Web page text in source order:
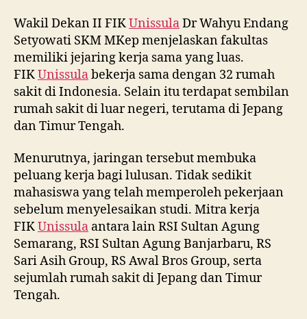
Wakil Dekan II FIKUnissulaDr Wahyu Endang
Setyowati SKM MKep menjelaskan fakultas
memiliki jejaring kerja sama yang luas.
FIKUnissulabekerja sama dengan 32 rumah
sakit di Indonesia. Selain itu terdapat sembilan
rumah sakit di luar negeri, terutama di Jepang
dan Timur Tengah.
Menurutnya, jaringan tersebut membuka
peluang kerja bagi lulusan. Tidak sedikit
mahasiswa yang telah memperoleh pekerjaan
sebelum menyelesaikan studi. Mitra kerja
FIKUnissula antara lain RSI Sultan Agung
Semarang, RSI Sultan Agung Banjarbaru, RS
Sari Asih Group, RS Awal Bros Group, serta
sejumlah rumah sakit di Jepang dan Timur
Tengah.